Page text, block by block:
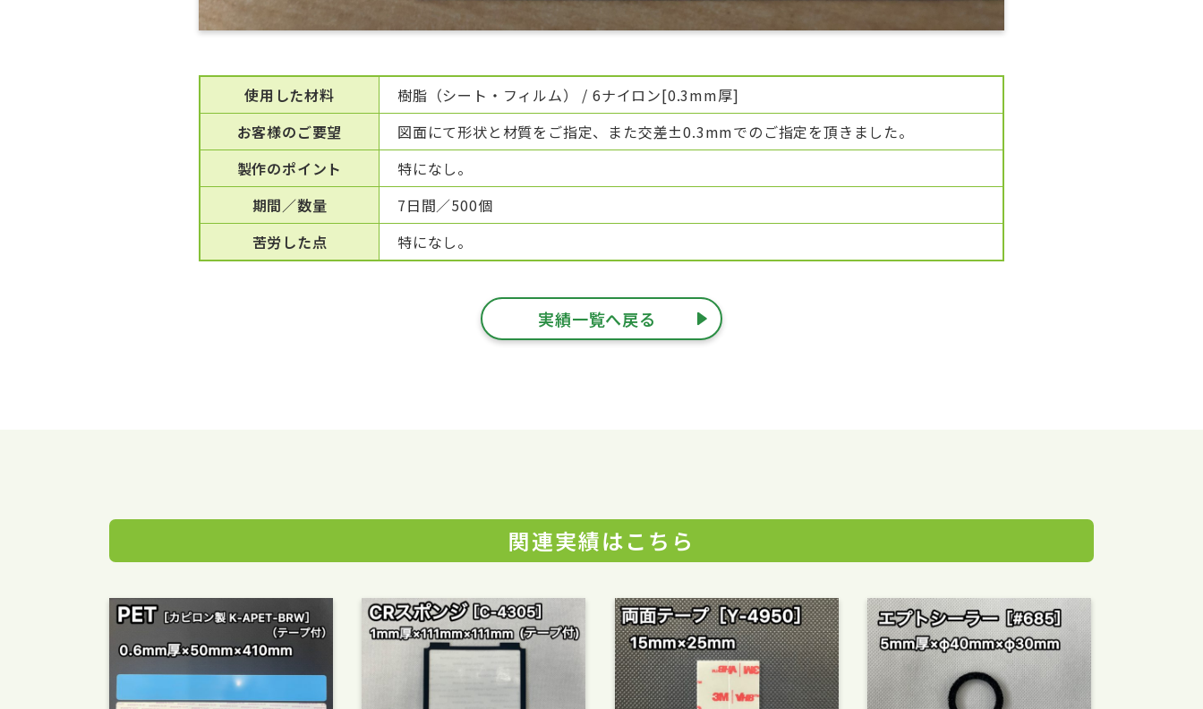
使用した材料
樹脂（シート・フィルム） / 6ナイロン[0.3mm厚]
お客様のご要望
図面にて形状と材質をご指定、また交差±0.3mmでのご指定を頂きました。
製作のポイント
特になし。
期間／数量
7日間／500個
苦労した点
特になし。
実績一覧へ戻る
関連実績はこちら